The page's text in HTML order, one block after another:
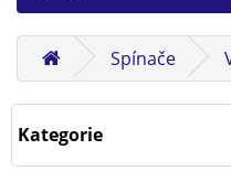
Spínače
Kategorie